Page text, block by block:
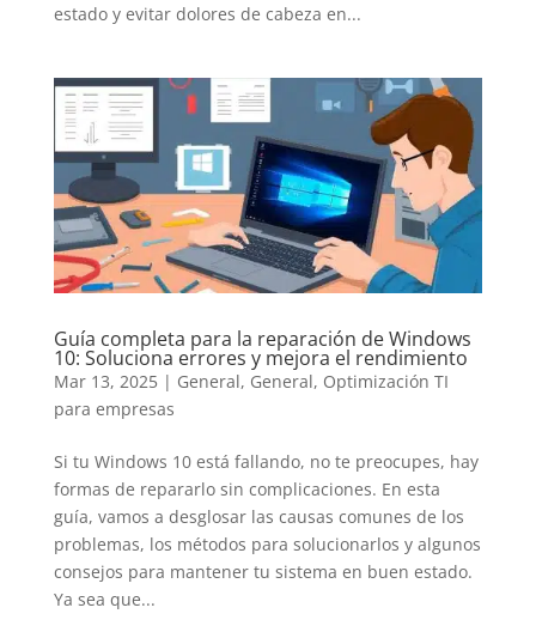
estado y evitar dolores de cabeza en...
Guía completa para la reparación de Windows
10: Soluciona errores y mejora el rendimiento
Mar 13, 2025| General, General, Optimización TI
para empresas
Si tu Windows 10 está fallando, no te preocupes, hay
formas de repararlo sin complicaciones. En esta
guía, vamos a desglosar las causas comunes de los
problemas, los métodos para solucionarlos y algunos
consejos para mantener tu sistema en buen estado.
Ya sea que...